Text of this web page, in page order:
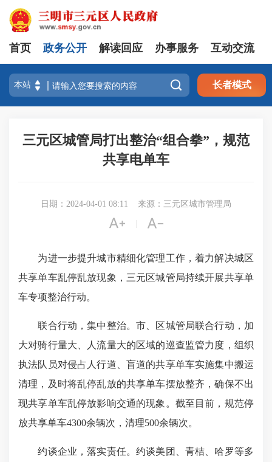
首页 政务公开 解读回应 办事服务 互动交流
 长者模式
三元区城管局打出整治“组合拳”，规范
共享电单车
日期：2024-04-01 08:11 来源：三元区城市管理局
 
为进一步提升城市精细化管理工作，着力解决城区
共享单车乱停乱放现象，三元区城管局持续开展共享单
车专项整治行动。
联合行动，集中整治。市、区城管局联合行动，加
大对骑行量大、人流量大的区域的巡查监管力度，组织
执法队员对侵占人行道、盲道的共享单车实施集中搬运
清理，及时将乱停乱放的共享单车摆放整齐，确保不出
现共享单车乱停放影响交通的现象。截至目前，规范停
放共享单车4300余辆次，清理500余辆次。
约谈企业，落实责任。约谈美团、青桔、哈罗等多